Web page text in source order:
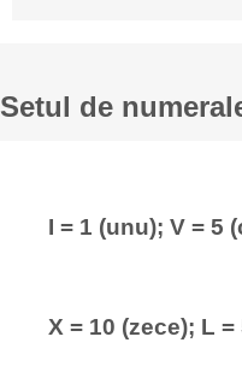
Setul de
I = 1 (unu); V = 5
X = 10 (zece); L